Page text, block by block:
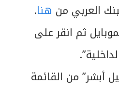
العربي من هنا.
ثم انقر على
أبشر” من القائمة